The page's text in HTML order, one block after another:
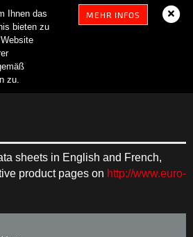
Ihnen das
bieten zu
zu.
MEHR INFOS
sheets in English and French,
product pages on http://www.euro-